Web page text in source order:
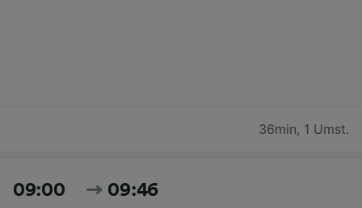
36min, 1 Umst.
09:00 09:46